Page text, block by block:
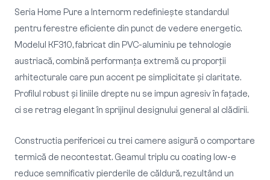
Seria Home Pure a Internorm redefiniește standardul
pentru ferestre eficiente din punct de vedere energetic.
Modelul KF310, fabricat din PVC-aluminiu pe tehnologie
austriacă, combină performanța extremă cu proporții
arhitecturale care pun accent pe simplicitate și claritate.
Profilul robust și liniile drepte nu se impun agresiv în fațade,
ci se retrag elegant în sprijinul designului general al clădirii.
Constructia perifericei cu trei camere asigură o comportare
termică de necontestat. Geamul triplu cu coating low-e
reduce semnificativ pierderile de căldură, rezultând un